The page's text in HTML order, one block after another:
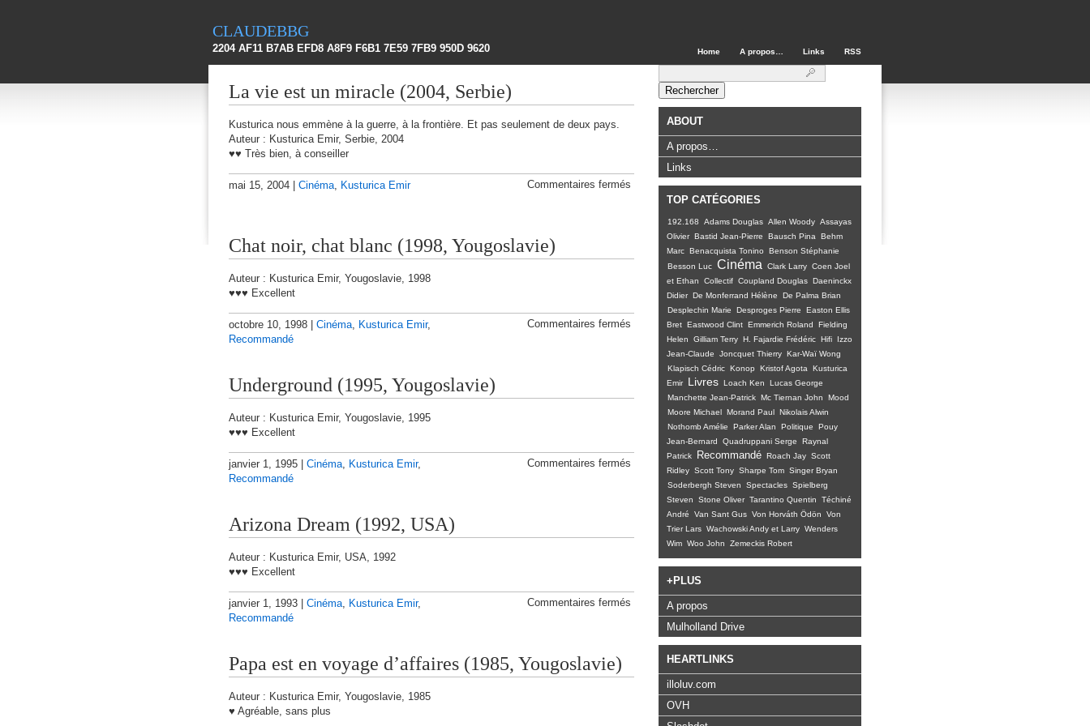
claudebbg
2204 AF11 B7AB EFD8 A8F9 F6B1 7E59 7FB9 950D 9620 Home A propos… Links RSS
La vie est un miracle (2004, Serbie)
Kusturica nous emmène à la guerre, à la frontière. Et pas seulement de deux pays.
Auteur : Kusturica Emir, Serbie, 2004
♥♥ Très bien, à conseiller
mai 15, 2004 | Cinéma, Kusturica Emir Commentaires fermés
(2004,
Chat noir, chat blanc (1998, Yougoslavie)
Auteur : Kusturica Emir, Yougoslavie, 1998
♥♥♥ Excellent
octobre 10, 1998 | Cinéma, Kusturica Emir,
Recommandé
Commentaires fermés
Yougoslavie)
Underground (1995, Yougoslavie)
Auteur : Kusturica Emir, Yougoslavie, 1995
♥♥♥ Excellent
janvier 1, 1995 | Cinéma, Kusturica Emir,
Recommandé
Commentaires fermés
Underground
Yougoslavie)
Arizona Dream (1992, USA)
Auteur : Kusturica Emir, USA, 1992
♥♥♥ Excellent
janvier 1, 1993 | Cinéma, Kusturica Emir,
Recommandé
Commentaires fermés
Arizona
(1992,
Papa est en voyage d’affaires (1985, Yougoslavie)
Auteur : Kusturica Emir, Yougoslavie, 1985
♥ Agréable, sans plus
ABOUT
A propos…
Links
TOP CATÉGORIES
192.168 Adams Douglas Allen Woody Assayas
Olivier Bastid Jean-Pierre Bausch Pina
Behm
Marc Benacquista Tonino
Benson Stéphanie
Besson Luc Cinéma Clark Larry Coen Joel
et Ethan
Collectif Coupland Douglas Daeninckx
Didier De Monferrand Hélène
De Palma Brian
Desplechin Marie
Desproges Pierre
Easton Ellis
Bret Eastwood Clint Emmerich Roland
Fielding
Helen
Gilliam Terry H. Fajardie Frédéric Hifi
Izzo
Jean-Claude
Joncquet Thierry Kar-Waï Wong
Klapisch Cédric Konop Kristof Agota
Kusturica
Emir
Livres Loach Ken
Lucas George
Manchette Jean-Patrick Mc Tiernan John
Mood
Moore Michael Morand Paul Nikolais Alwin
Nothomb Amélie
Parker Alan Politique
Pouy
Jean-Bernard
Quadruppani Serge
Raynal
Patrick
Recommandé Roach Jay Scott
Ridley Scott Tony Sharpe Tom Singer Bryan
Soderbergh Steven
Spectacles Spielberg
Steven
Stone Oliver Tarantino Quentin
Téchiné
André
Van Sant Gus Von Horváth Ödön
Von
Trier Lars Wachowski Andy et Larry Wenders
Wim Woo John Zemeckis Robert
+PLUS
A propos
Mulholland Drive
HEARTLINKS
illoluv.com
OVH